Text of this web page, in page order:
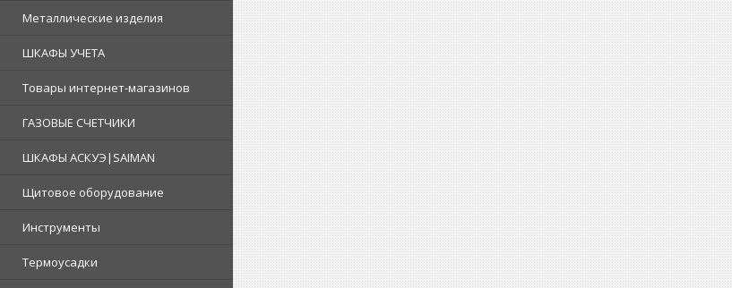
Металлические изделия
ШКАФЫ УЧЕТА
Товары интернет-магазинов
ГАЗОВЫЕ СЧЕТЧИКИ
ШКАФЫ АСКУЭ|SAIMAN
Щитовое оборудование
Инструменты
Термоусадки